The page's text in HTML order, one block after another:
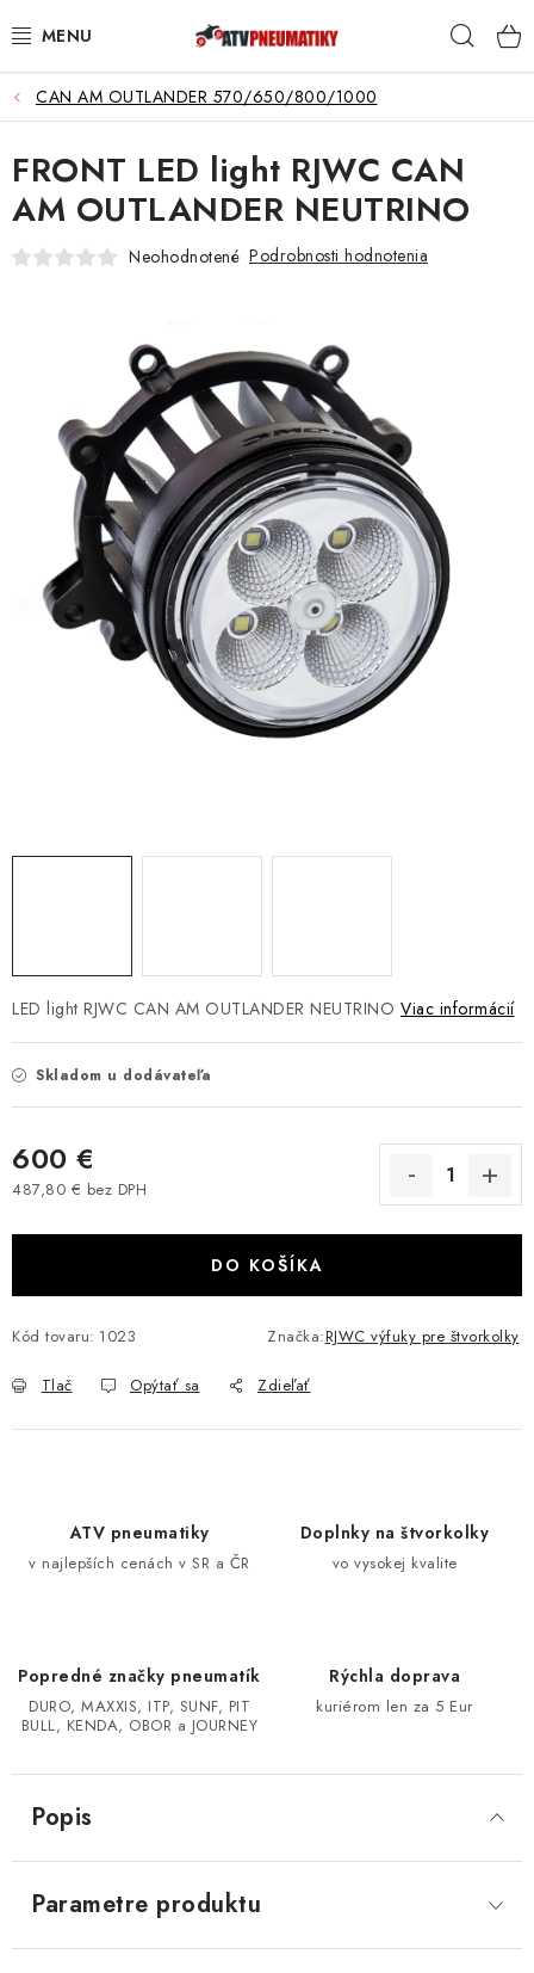
na
PNEUMATIKY
DISKY
ROZŠIROVACIE PODLOŽKY
OCHRANNÉ RÁMY
KUFRE A BOXY
KRYTY PODVOZKU
NÁVLEKY TLMIČOV
NAVIJAKY COME UP WARN
OLEJE MAXIMA A FILTRE
ROZŠIROVACIE PLASTY BLATNÍKOV
ŠTVORKOLKY
AKCIA
SUZUKI KINGQUAD 700/750 LTA
CF MOTO X450/X520/X550/X625
POLARIS SPORTSMAN RZR 1000
LINHAI 400/500/M550/650
SEGWAY SNARLER AT6 AT5
CAN AM OUTLANDER 570/650/800/1000
LED light RJWC CAN AM OUTLANDER NEUTRINO Viac informácií
Skladom u dodávateľa
600 €
487,80 € bez DPH
DO KOŠÍKA
Kód tovaru: 1023 Značka:RJWC výfuky pre štvorkolky
Tlač Opýtať sa Zdieľať
FRONT LED light RJWC CAN
AM OUTLANDER NEUTRINO
Neohodnotené Podrobnosti hodnotenia
ATV pneumatiky
v najlepších cenách v SR a ČR
Doplnky na štvorkolky
vo vysokej kvalite
Popredné značky pneumatík
DURO, MAXXIS, ITP, SUNF, PIT
BULL, KENDA, OBOR a JOURNEY
Rýchla doprava
kuriérom len za 5 Eur
Popis
Parametre produktu